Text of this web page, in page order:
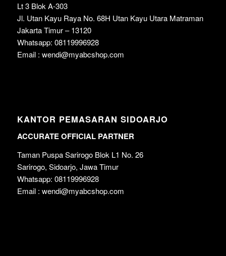
Lt 3 Blok A-303
Jl. Utan Kayu Raya No. 68H Utan Kayu Utara Matraman
Jakarta Timur – 13120
Whatsapp: 08119996928
Email : wendi@myabcshop.com
KANTOR PEMASARAN SIDOARJO
ACCURATE OFFICIAL PARTNER
Taman Puspa Sarirogo Blok L1 No. 26
Sarirogo, Sidoarjo, Jawa Timur
Whatsapp: 08119996928
Email : wendi@myabcshop.com